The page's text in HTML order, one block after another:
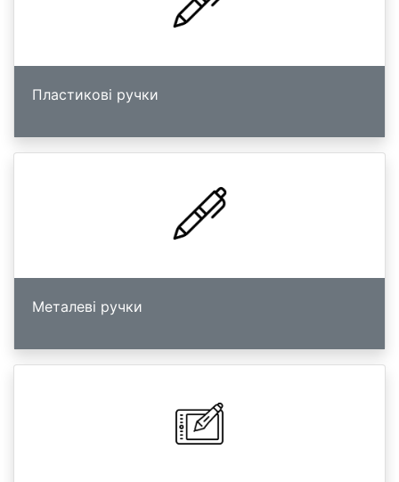
Пластикові ручки
Металеві ручки